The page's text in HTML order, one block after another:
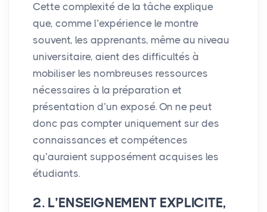
Cette complexité de la tâche explique
que, comme l’expérience le montre
souvent, les apprenants, même au niveau
universitaire, aient des difficultés à
mobiliser les nombreuses ressources
nécessaires à la préparation et
présentation d’un exposé. On ne peut
donc pas compter uniquement sur des
connaissances et compétences
qu’auraient supposément acquises les
étudiants.
2. L’ENSEIGNEMENT EXPLICITE,